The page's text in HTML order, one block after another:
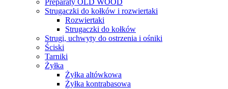
Preparaty OLD WOOD
Strugaczki do kołków i rozwiertaki
Rozwiertaki
Strugaczki do kołków
Strugi, uchwyty do ostrzenia i ośniki
Ściski
Tarniki
Żyłka
Żyłka altówkowa
Żyłka kontrabasowa